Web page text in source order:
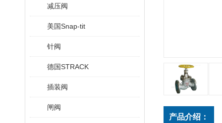
减压阀
美国Snap-tit
针阀
德国STRACK
插装阀
闸阀
产品介绍：